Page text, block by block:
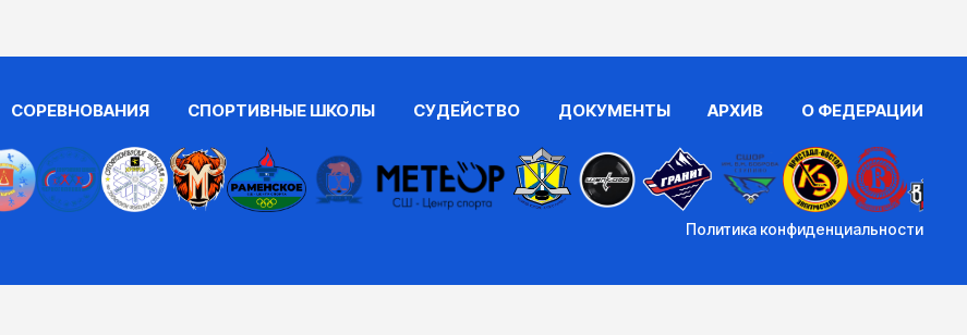
СОРЕВНОВАНИЯ СПОРТИВНЫЕ ШКОЛЫ СУДЕЙСТВО ДОКУМЕНТЫ АРХИВ О ФЕДЕРАЦИИ
Политика конфиденциальности